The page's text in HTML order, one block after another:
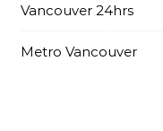
Vancouver 24hrs
Metro Vancouver